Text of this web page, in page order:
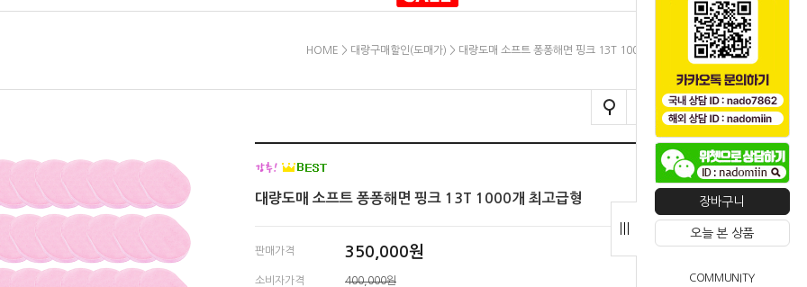
장바구니
오늘 본 상품
COMMUNITY
HOME > 대량구매할인(도매가) > 대량도매 소프트 퐁퐁해면 핑크 13T 1000개 최고급형
대량도매 소프트 퐁퐁해면 핑크 13T 1000개 최고급형
판매가격 350,000원
소비자가격 400,000원